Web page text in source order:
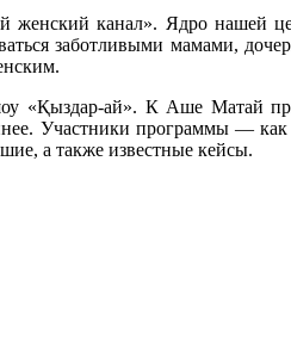
канал». Ядро нашей
заботливыми мамами,
«Қыздар-ай». К Аше Матай
Участники программы —
а также известные кейсы.